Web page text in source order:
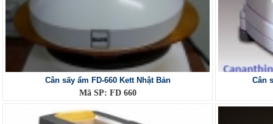
Cân sấy ẩm FD-660 Kett Nhật Bản
Mã SP: FD 660
Cân